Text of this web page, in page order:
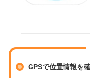
GPSで位置情報を